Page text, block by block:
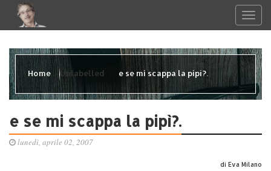
Home Unlabelled e se mi scappa la pipì?.
e se mi scappa la pipì?.
lunedì, aprile 02, 2007
di Eva Milano